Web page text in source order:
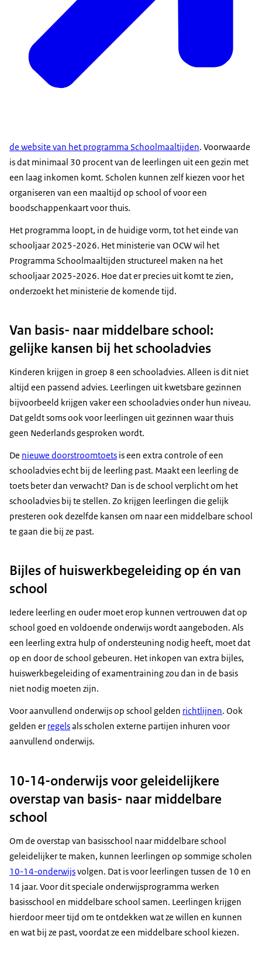
de website van het programma Schoolmaaltijden. Voorwaarde
is dat minimaal 30 procent van de leerlingen uit een gezin met
een laag inkomen komt. Scholen kunnen zelf kiezen voor het
organiseren van een maaltijd op school of voor een
boodschappenkaart voor thuis.
Het programma loopt, in de huidige vorm, tot het einde van
schooljaar 2025-2026. Het ministerie van OCW wil het
Programma Schoolmaaltijden structureel maken na het
schooljaar 2025-2026. Hoe dat er precies uit komt te zien,
onderzoekt het ministerie de komende tijd.
Van basis- naar middelbare school:
gelijke kansen bij het schooladvies
Kinderen krijgen in groep 8 een schooladvies. Alleen is dit niet
altijd een passend advies. Leerlingen uit kwetsbare gezinnen
bijvoorbeeld krijgen vaker een schooladvies onder hun niveau.
Dat geldt soms ook voor leerlingen uit gezinnen waar thuis
geen Nederlands gesproken wordt.
De nieuwe doorstroomtoets is een extra controle of een
schooladvies echt bij de leerling past. Maakt een leerling de
toets beter dan verwacht? Dan is de school verplicht om het
schooladvies bij te stellen. Zo krijgen leerlingen die gelijk
presteren ook dezelfde kansen om naar een middelbare school
te gaan die bij ze past.
Bijles of huiswerkbegeleiding op én van
school
Iedere leerling en ouder moet erop kunnen vertrouwen dat op
school goed en voldoende onderwijs wordt aangeboden. Als
een leerling extra hulp of ondersteuning nodig heeft, moet dat
op en door de school gebeuren. Het inkopen van extra bijles,
huiswerkbegeleiding of examentraining zou dan in de basis
niet nodig moeten zijn.
Voor aanvullend onderwijs op school gelden richtlijnen. Ook
gelden er regelsals scholen externe partijen inhuren voor
aanvullend onderwijs.
10-14-onderwijs voor geleidelijkere
overstap van basis- naar middelbare
school
Om de overstap van basisschool naar middelbare school
geleidelijker te maken, kunnen leerlingen op sommige scholen
10-14-onderwijsvolgen. Dat is voor leerlingen tussen de 10 en
14 jaar. Voor dit speciale onderwijsprogramma werken
basisschool en middelbare school samen. Leerlingen krijgen
hierdoor meer tijd om te ontdekken wat ze willen en kunnen
en wat bij ze past, voordat ze een middelbare school kiezen.